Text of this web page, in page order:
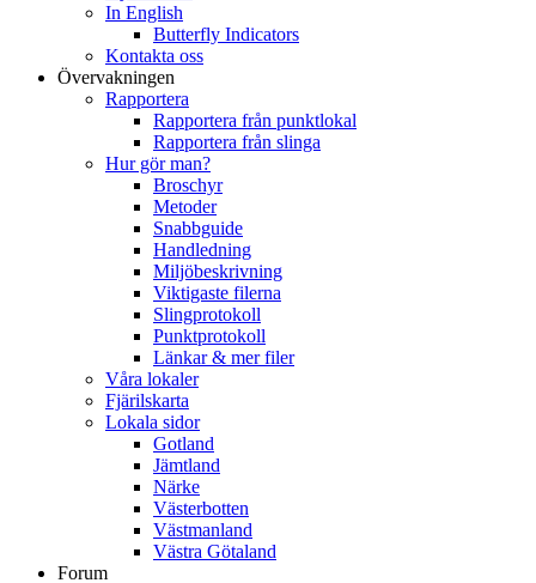
In English
Butterfly Indicators
Kontakta oss
Övervakningen
Rapportera
Rapportera från punktlokal
Rapportera från slinga
Hur gör man?
Broschyr
Metoder
Snabbguide
Handledning
Miljöbeskrivning
Viktigaste filerna
Slingprotokoll
Punktprotokoll
Länkar & mer filer
Våra lokaler
Fjärilskarta
Lokala sidor
Gotland
Jämtland
Närke
Västerbotten
Västmanland
Västra Götaland
Forum